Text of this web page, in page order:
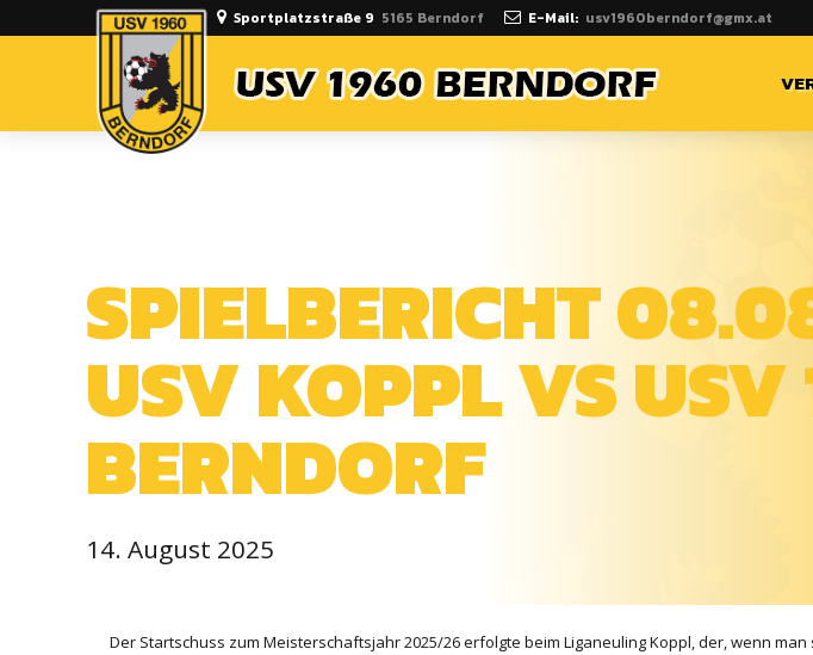
Sportplatzstraße 9 5165 Berndorf E-Mail: usv1960berndorf@gmx.at
SPIELBERICHT
USV KOPPL VS
BERNDORF
14. August 2025
Der Startschuss zum Meisterschaftsjahr 2025/26 erfolgte beim Liganeuling Koppl, der, wenn